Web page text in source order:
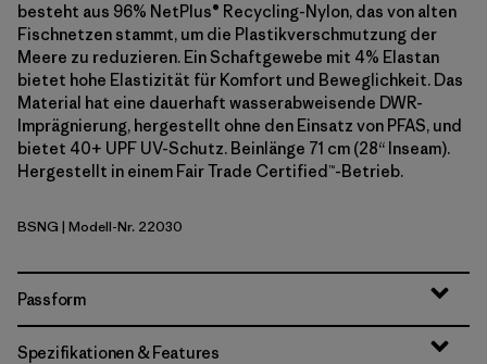
besteht aus 96% NetPlus® Recycling-Nylon, das von alten
Fischnetzen stammt, um die Plastikverschmutzung der
Meere zu reduzieren. Ein Schaftgewebe mit 4% Elastan
bietet hohe Elastizität für Komfort und Beweglichkeit. Das
Material hat eine dauerhaft wasserabweisende DWR-
Imprägnierung, hergestellt ohne den Einsatz von PFAS, und
bietet 40+ UPF UV-Schutz. Beinlänge 71 cm (28“ Inseam).
Hergestellt in einem Fair Trade Certified™-Betrieb.
Basin Green
BSNG | Modell-Nr. 22030
Passform
Spezifikationen & Features